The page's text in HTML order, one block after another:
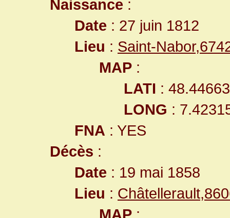
Naissance :
Date : 27 juin 1812
Lieu : Saint-
MAP :
LATI :
LONG :
FNA : YES
Décès :
Date : 19 mai 1858
Lieu :
MAP :